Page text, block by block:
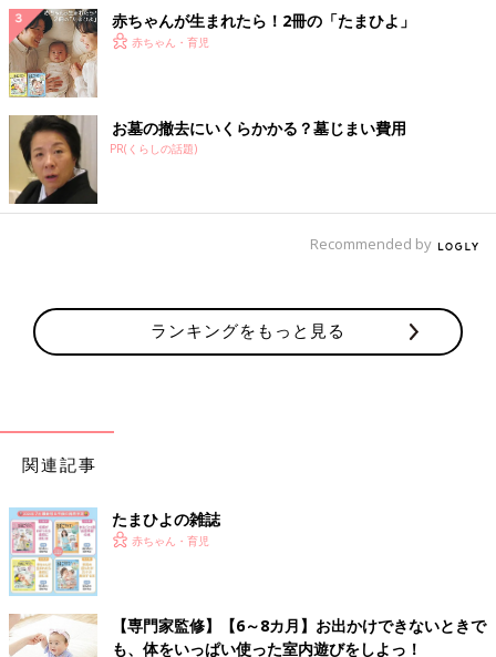
【３カ月ごろからOK】 おなかをブッブーッ！
赤ちゃんのおなかにママ・パパの口を当てて「ブブーッ」「ブッ
ブーッ」と言いながら息を吹きかけます。不思議な音とくすぐっ
きなど赤ちゃんが裸になった瞬間に取り入れてみるのもおすすめ
です。
【首がすわったらOK】 ママ・パパのおひざでジャンプ！
赤ちゃんが生まれたら！2冊の「たまひよ」
赤ちゃん・育児
お墓の撤去にいくらかかる？墓じまい費用
PR(くらしの話題)
Recommended by
ランキングをもっと見る
関連記事
たまひよの雑誌
赤ちゃん・育児
【専門家監修】【6～8カ月】お出かけできないときで
も、体をいっぱい使った室内遊びをしよっ！